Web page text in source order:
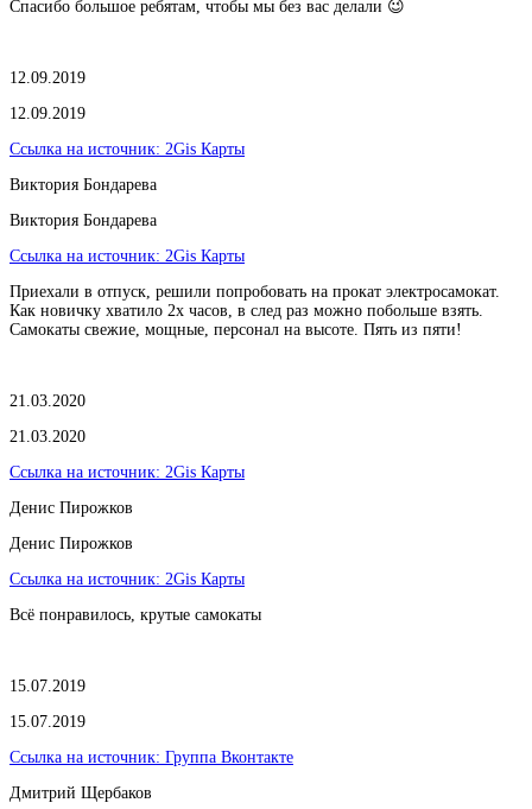
Спасибо большое ребятам, чтобы мы без вас делали 😉
12.09.2019
12.09.2019
Ссылка на источник: 2Gis Карты
Виктория Бондарева
Виктория Бондарева
Ссылка на источник: 2Gis Карты
Приехали в отпуск, решили попробовать на прокат электросамокат.
Как новичку хватило 2х часов, в след раз можно побольше взять.
Самокаты свежие, мощные, персонал на высоте. Пять из пяти!
21.03.2020
21.03.2020
Ссылка на источник: 2Gis Карты
​Денис Пирожков
​Денис Пирожков
Ссылка на источник: 2Gis Карты
Всё понравилось, крутые самокаты
15.07.2019
15.07.2019
Ссылка на источник: Группа Вконтакте
Дмитрий Щербаков